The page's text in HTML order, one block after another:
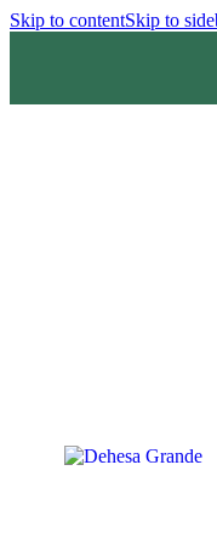
Skip to contentSkip to